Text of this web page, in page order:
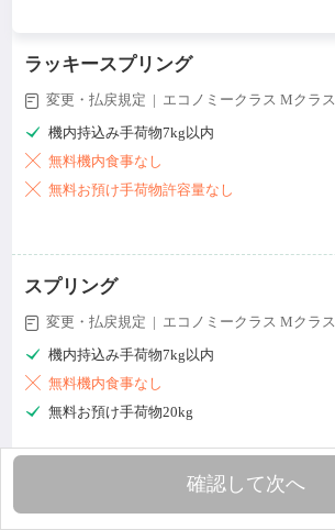
ラッキースプリング
 変更・払戻規定 | エコノミークラス Mクラス
 機内持込み手荷物7kg以内
 無料機内食事なし
 無料お預け手荷物許容量なし
スプリング
 変更・払戻規定 | エコノミークラス Mクラス
 機内持込み手荷物7kg以内
 無料機内食事なし
 無料お預け手荷物20kg
確認して次へ